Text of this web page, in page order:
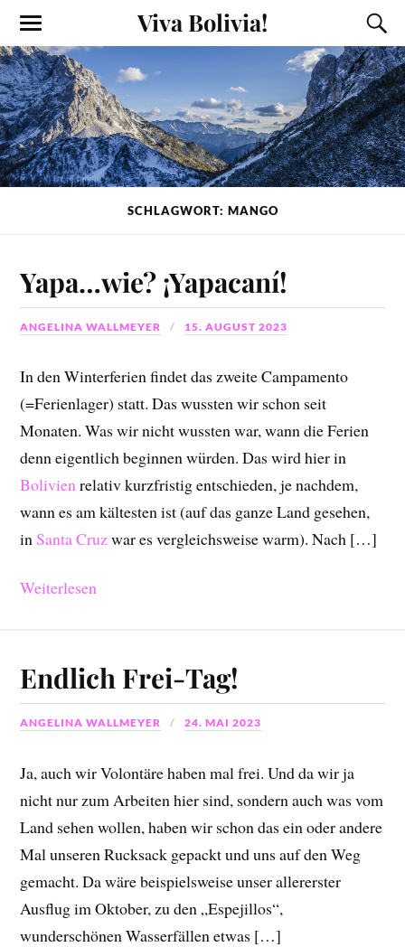
Viva Bolivia!
SCHLAGWORT: MANGO
Yapa…wie? ¡Yapacaní!
ANGELINA WALLMEYER 15. AUGUST 2023
In den Winterferien findet das zweite Campamento
(=Ferienlager) statt. Das wussten wir schon seit
Monaten. Was wir nicht wussten war, wann die Ferien
denn eigentlich beginnen würden. Das wird hier in
Bolivienrelativ kurzfristig entschieden, je nachdem,
wann es am kältesten ist (auf das ganze Land gesehen,
in Santa Cruzwar es vergleichsweise warm). Nach […]
Weiterlesen
Endlich Frei-Tag!
ANGELINA WALLMEYER 24. MAI 2023
Ja, auch wir Volontäre haben mal frei. Und da wir ja
nicht nur zum Arbeiten hier sind, sondern auch was vom
Land sehen wollen, haben wir schon das ein oder andere
Mal unseren Rucksack gepackt und uns auf den Weg
gemacht. Da wäre beispielsweise unser allererster
Ausflug im Oktober, zu den „Espejillos“,
wunderschönen Wasserfällen etwas […]